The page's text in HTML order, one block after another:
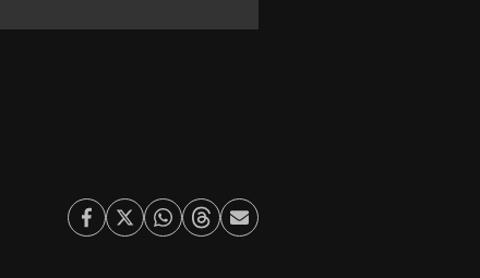
Facebook
TwitterWhatsapp
ThreadsEnviar